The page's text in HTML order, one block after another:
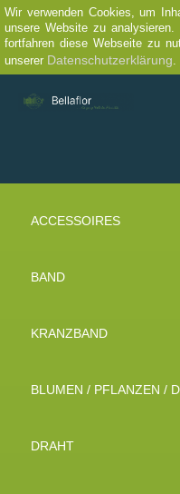
Wir verwenden Cookies, um
unsere Website zu
fortfahren diese Webseite zu
unserer Datenschutzerklärung.
ACCESSOIRES
BAND
KRANZBAND
BLUMEN / PFLANZEN /
DRAHT